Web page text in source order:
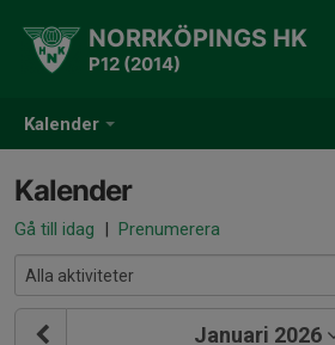
Kalender
NORRKÖPINGS HK
P12 (2014)
Kalender
Gå till idag | Prenumerera
Januari 2026